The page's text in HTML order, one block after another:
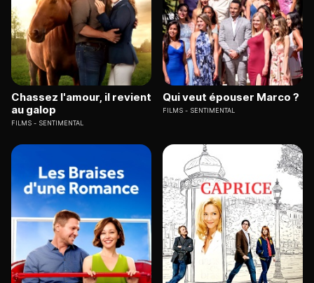
Chassez l'amour, il revient
au galop
FILMS SENTIMENTAL
Qui veut épouser Marco ?
FILMS SENTIMENTAL